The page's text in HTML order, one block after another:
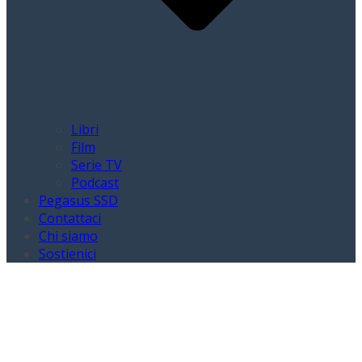
Libri
Film
Serie TV
Podcast
Pegasus SSD
Contattaci
Chi siamo
Sostienici